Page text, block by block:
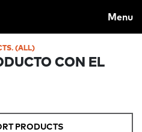
NAVIGATION
Menu
(ALL)
CON EL
PRODUCTS